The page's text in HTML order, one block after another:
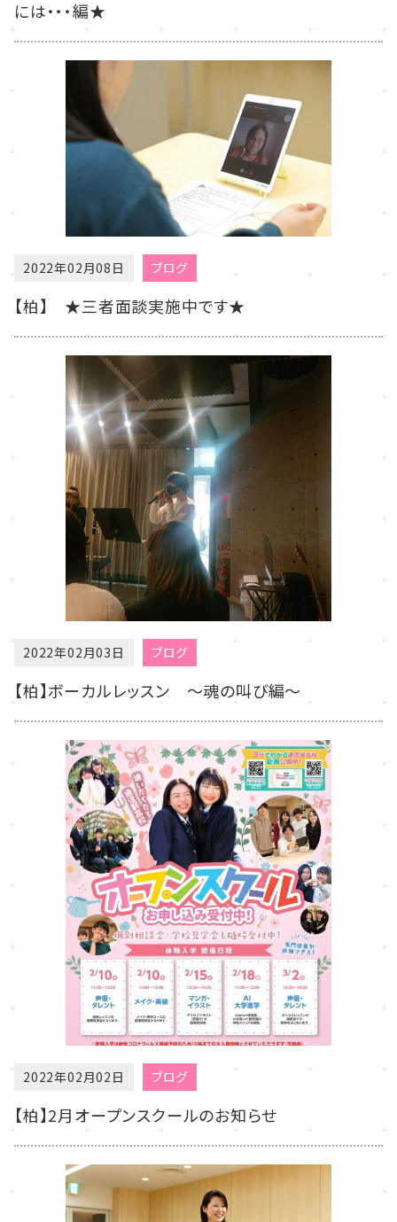
には・・・編★
2022年02月08日 ブログ
【柏】 ★三者面談実施中です★
2022年02月03日 ブログ
【柏】ボーカルレッスン ～魂の叫び編～
2022年02月02日 ブログ
【柏】2月オープンスクールのお知らせ